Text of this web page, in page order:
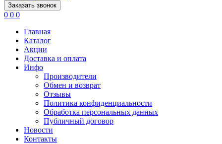
Заказать звонок
0 0 0
Главная
Каталог
Акции
Доставка и оплата
Инфо
Производители
Обмен и возврат
Отзывы
Политика конфиденциальности
Обработка персональных данных
Публичный договор
Новости
Контакты